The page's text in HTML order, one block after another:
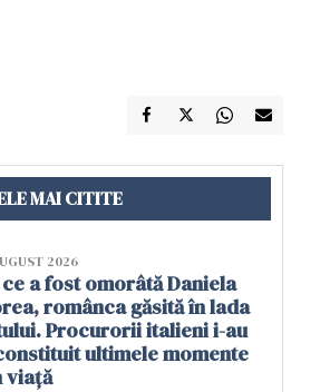
MAI CITITE
2026
a fost omorâtă Daniela
românca găsită în lada
Procurorii italieni i-au
ultimele momente
viață